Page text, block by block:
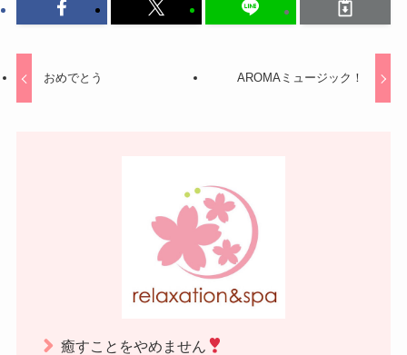
おめでとう AROMAミュージック！
癒すことをやめません